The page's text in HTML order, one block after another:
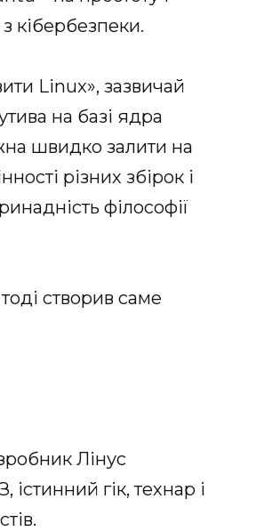
кібербезпеки.
Linux», зазвичай
на базі ядра
швидко залити на
різних збірок і
філософії
створив саме
Лінус
гік, технар і